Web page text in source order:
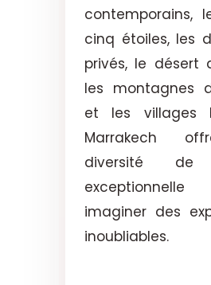
contemporains,
cinq étoiles, les
privés, le désert
les montagnes
et les villages
Marrakech
diversité de
imaginer des
inoubliables.